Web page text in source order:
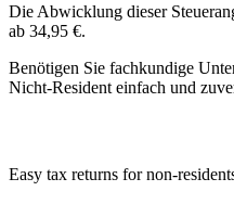
Die Abwicklung dieser
ab 34,95 €.
Benötigen Sie fachkundige
Nicht-Resident einfach und
Easy tax returns for non-